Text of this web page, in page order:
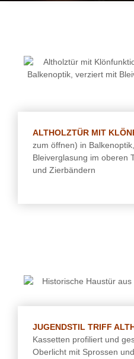
ALTHOLZTÜR MIT
zum öffnen) in
Bleiverglasung im oberen
und Zierbändern
JUGENDSTIL TRIFF
Kassetten profiliert und
Oberlicht mit Sprossen